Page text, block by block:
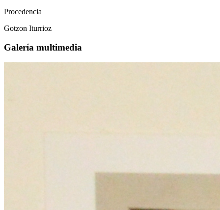
Procedencia
Gotzon Iturrioz
Galería multimedia